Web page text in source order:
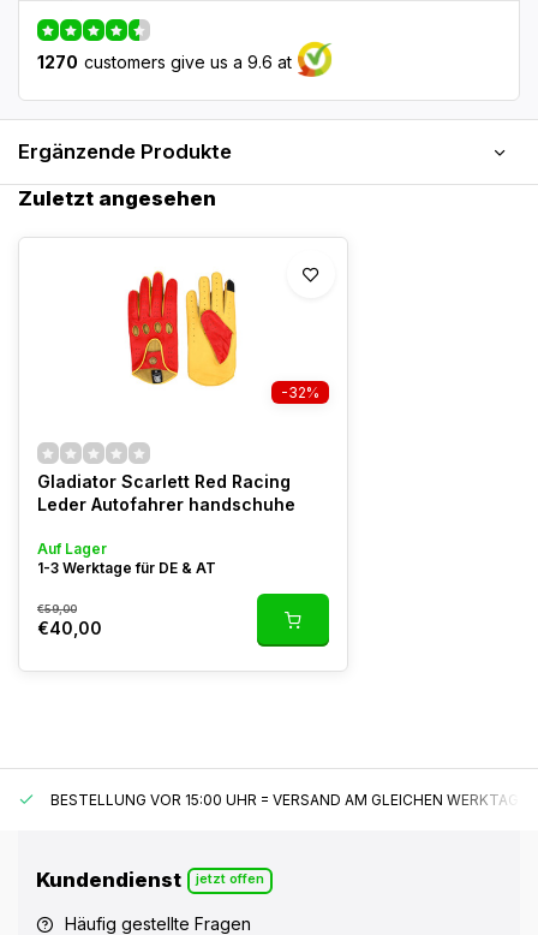
1270 customers give us a 9.6 at
Ergänzende Produkte
Zuletzt angesehen
-32%
Gladiator Scarlett Red Racing
Leder Autofahrer handschuhe
Auf Lager
1-3 Werktage für DE & AT
€59,00
€40,00
BESTELLUNG VOR 15:00 UHR = VERSAND AM GLEICHEN WERKTAG*
Kundendienst jetzt offen
Häufig gestellte Fragen